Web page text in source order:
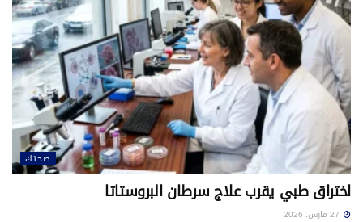
صحتك
اختراق طبي يقرب علاج سرطان البروستاتا